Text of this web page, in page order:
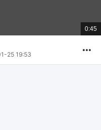
總
共
0:45
25 19:53